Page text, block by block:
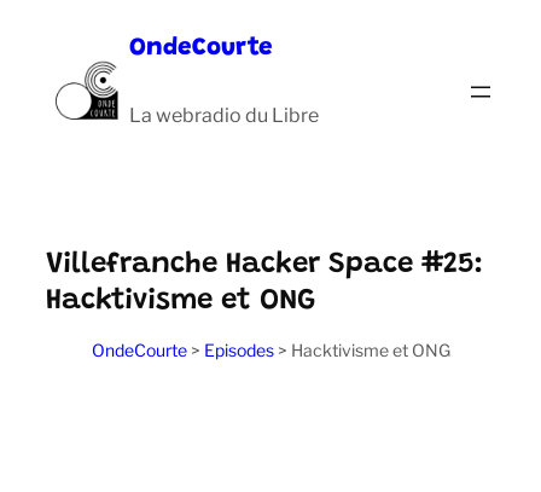
contenu
OndeCourte
La webradio du Libre
Villefranche Hacker Space #25:
Hacktivisme et ONG
OndeCourte> Episodes> Hacktivisme et ONG